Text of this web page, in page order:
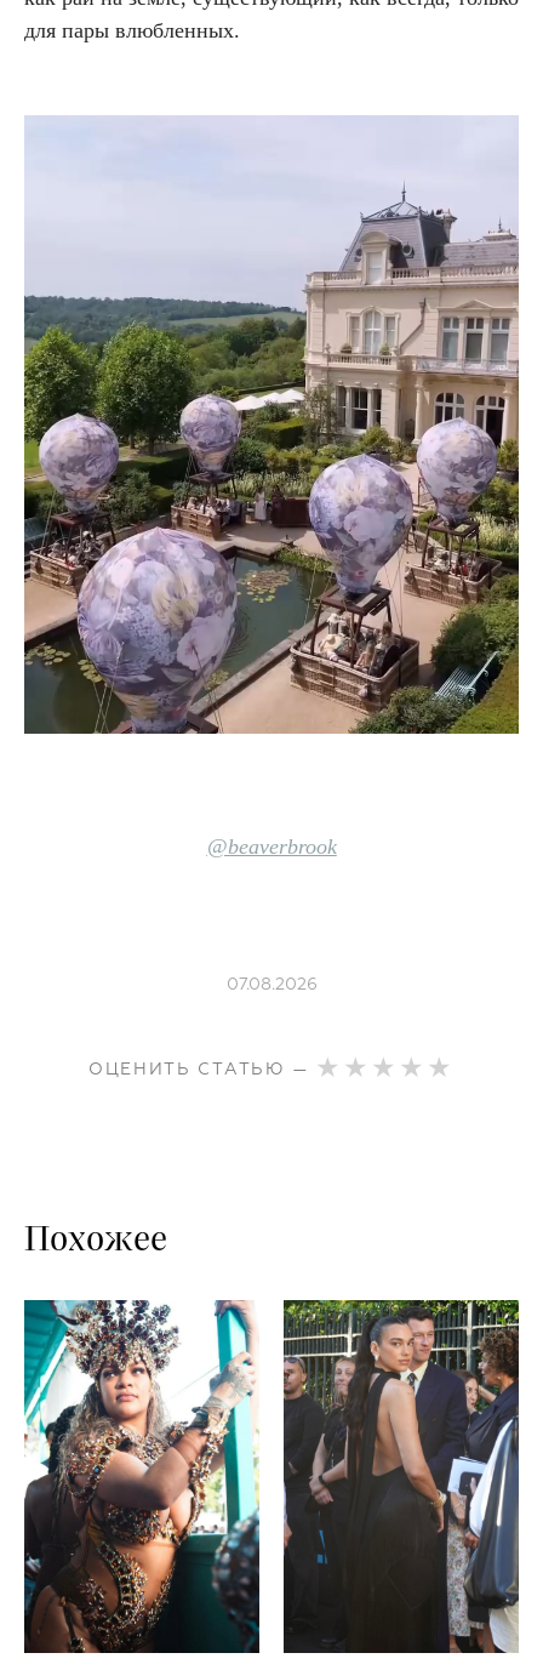
для пары влюбленных.
@beaverbrook
07.08.2026
ОЦЕНИТЬ СТАТЬЮ —
Похожее